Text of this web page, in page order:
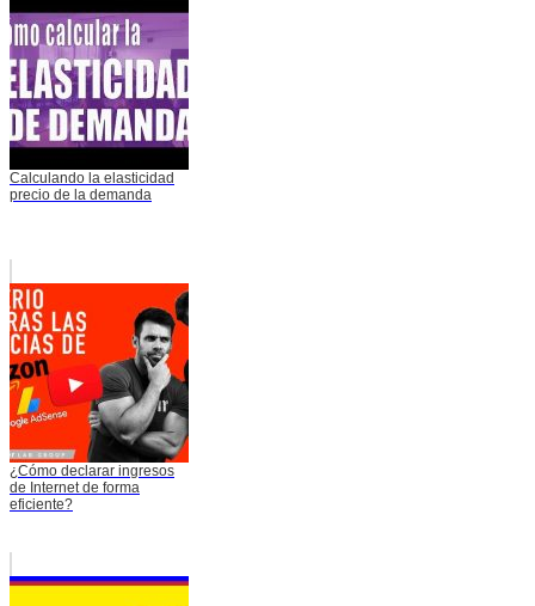
Calculando la elasticidad
precio de la demanda
¿Cómo declarar ingresos
de Internet de forma
eficiente?